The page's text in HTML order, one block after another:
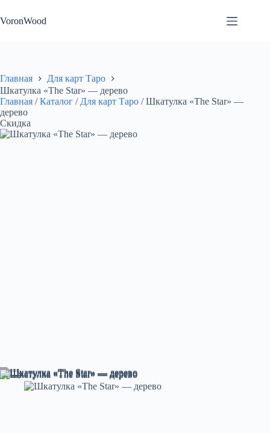
к
сути
VoronWood
Главная
Для карт Таро
Шкатулка «The Star» — дерево
Главная / Каталог / Для карт Таро / Шкатулка «The Star» —
дерево
Скидка